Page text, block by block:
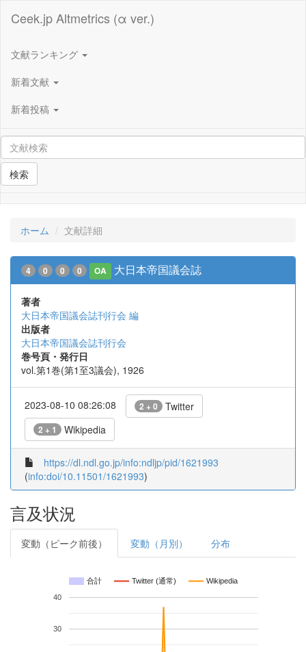
Ceek.jp Altmetrics (α ver.)
文献ランキング
新着文献
新着投稿
検索
ホーム 文献詳細
4 0 0 0 OA 大日本帝国議会誌
著者
大日本帝国議会誌刊行会 編
出版者
大日本帝国議会誌刊行会
巻号頁・発行日
vol.第1巻(第1至3議会), 1926
2023-08-10 08:26:08 2 + 0 Twitter
2 + 1 Wikipedia
https://dl.ndl.go.jp/info:ndljp/pid/1621993
(info:doi/10.11501/1621993)
言及状況
変動（ピーク前後） 変動（月別） 分布
合計 Twitter (通常) Wikipedia
30
40